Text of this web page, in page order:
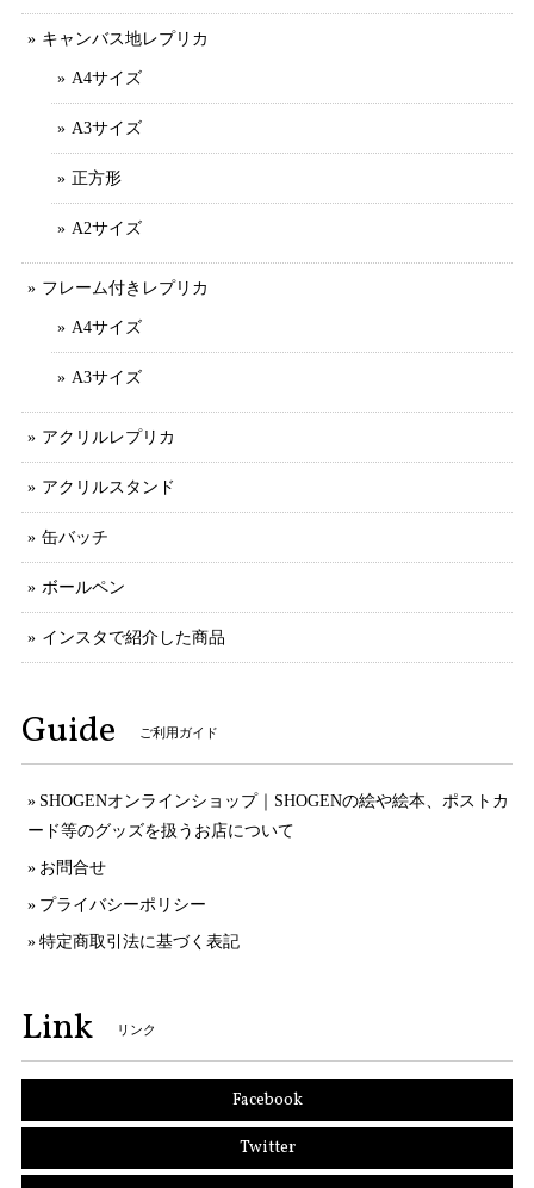
キャンバス地レプリカ
A4サイズ
A3サイズ
正方形
A2サイズ
フレーム付きレプリカ
A4サイズ
A3サイズ
アクリルレプリカ
アクリルスタンド
缶バッチ
ボールペン
インスタで紹介した商品
Guide ご利用ガイド
SHOGENオンラインショップ｜SHOGENの絵や絵本、ポストカ
ード等のグッズを扱うお店について
お問合せ
プライバシーポリシー
特定商取引法に基づく表記
Link リンク
Facebook
Twitter